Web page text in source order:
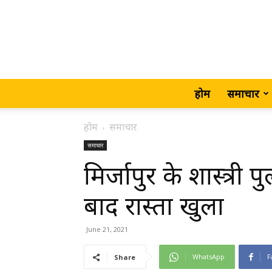
होम समाचार
होम समाचार
समाचार
मिर्जापुर के
बाद रास्ता खुला
June 21, 2021
Share WhatsApp